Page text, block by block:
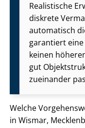
Realistische
diskrete
automatisch
garantiert
keinen
gut
zueinander
Welche
in Wismar,